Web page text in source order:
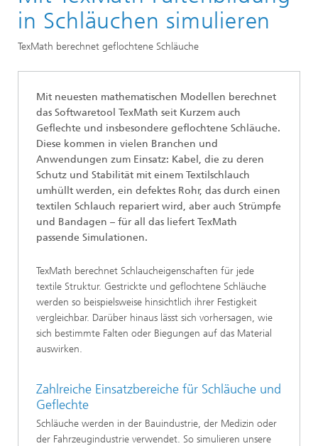
Bereich »Prozesse und Materialien«
in Schläuchen simulieren
TexMath berechnet geflochtene Schläuche
Mit neuesten mathematischen Modellen berechnet
das Softwaretool TexMath seit Kurzem auch
Geflechte und insbesondere geflochtene Schläuche.
Diese kommen in vielen Branchen und
Anwendungen zum Einsatz: Kabel, die zu deren
Schutz und Stabilität mit einem Textilschlauch
umhüllt werden, ein defektes Rohr, das durch einen
textilen Schlauch repariert wird, aber auch Strümpfe
und Bandagen – für all das liefert TexMath
passende Simulationen.
TexMath berechnet Schlaucheigenschaften für jede
textile Struktur. Gestrickte und geflochtene Schläuche
werden so beispielsweise hinsichtlich ihrer Festigkeit
vergleichbar. Darüber hinaus lässt sich vorhersagen, wie
sich bestimmte Falten oder Biegungen auf das Material
auswirken.
Zahlreiche Einsatzbereiche für Schläuche und
Geflechte
Schläuche werden in der Bauindustrie, der Medizin oder
der Fahrzeugindustrie verwendet. So simulieren unsere